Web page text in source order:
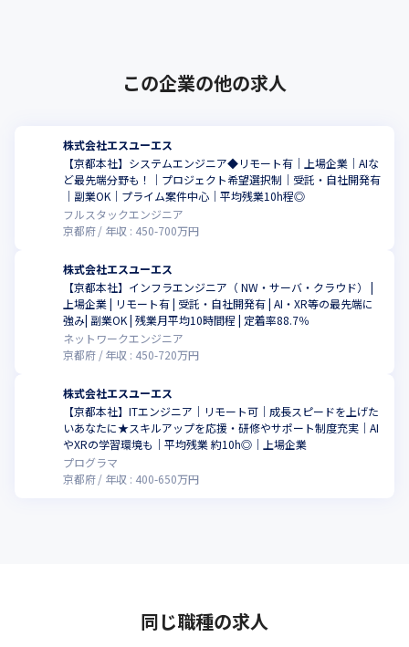
この企業の他の求人
株式会社エスユーエス
【京都本社】システムエンジニア◆リモート有｜上場企業｜AIな
ど最先端分野も！｜プロジェクト希望選択制｜受託・自社開発有
｜副業OK｜プライム案件中心｜平均残業10h程◎
フルスタックエンジニア
京都府
年収 : 450-700万円
株式会社エスユーエス
【京都本社】インフラエンジニア（ NW・サーバ・クラウド） |
上場企業 | リモート有 | 受託・自社開発有 | AI・XR等の最先端に
強み| 副業OK | 残業月平均10時間程 | 定着率88.7％
ネットワークエンジニア
京都府
年収 : 450-720万円
株式会社エスユーエス
【京都本社】ITエンジニア｜リモート可｜成長スピードを上げた
いあなたに★スキルアップを応援・研修やサポート制度充実｜AI
やXRの学習環境も｜平均残業 約10h◎｜上場企業
プログラマ
京都府
年収 : 400-650万円
同じ職種の求人